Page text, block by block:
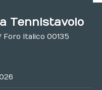
Tennistavolo
Foro Italico 00135